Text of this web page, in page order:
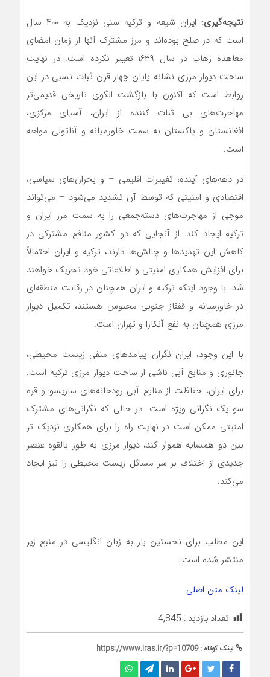
نتیجه‌گیری:
ایران شیعه و ترکیه سنی نزدیک به ۴۰۰ سال
است که در صلح بوده‌اند و مرز مشترک آنها از زمان امضای
معاهده زهاب در سال ۱۶۳۹ تغییر نکرده است. در نهایت
ساخت دیوار مرزی نشانه پایان چهار قرن ثبات نسبی در این
روابط است که اکنون با بازگشت الگوی تاریخی قدیمی‌تر
مهاجرت‌های بی ثبات کننده از ایران، آسیای مرکزی،
افغانستان و پاکستان به سمت خاورمیانه و آناتولی مواجه
است.
در دهه‌های آینده، تغییرات اقلیمی – و بحران‌های سیاسی،
اقتصادی و امنیتی که توسط آن تشدید می‌شود – می‌تواند
موجی از مهاجرت‌های دسته‌جمعی را به سمت مرز ایران و
ترکیه ایجاد کند. از آنجایی که دو کشور منافع مشترکی در
کاهش این تهدیدها و چالش‌ها دارند، ترکیه و ایران احتمالاً
برای افزایش همکاری امنیتی و اطلاعاتی خود تحریک خواهند
شد. با وجود اینکه ترکیه و ایران همچنان در رقابت منطقه‌ای
در خاورمیانه و قفقاز جنوبی محبوس هستند، تکمیل دیوار
مرزی همچنان به نفع آنکارا و تهران است.
با این وجود، ایران نگران پیامدهای منفی زیست محیطی،
جانوری و منابع آبی ناشی از ساخت دیوار مرزی ترکیه است.
برای ایران، حفاظت از منابع آبی رودخانه‌های ساریسو و قره
سو یک نگرانی ویژه است. در حالی که نگرانی‌های مشترک
امنیتی ممکن است در نهایت راه را برای همکاری نزدیک تر
بین دو همسایه هموار کند، دیوار مرزی به طور بالقوه عنصر
جدیدی از اختلاف بر سر مسائل زیست محیطی را نیز ایجاد‌
می‌کند.
این مطلب برای نخستین بار به زبان انگلیسی در منبع زیر
منتشر شده است:
لینک متن اصلی
تعداد بازدید : 4,845
لینک کوتاه :https://www.iras.ir/?p=10709